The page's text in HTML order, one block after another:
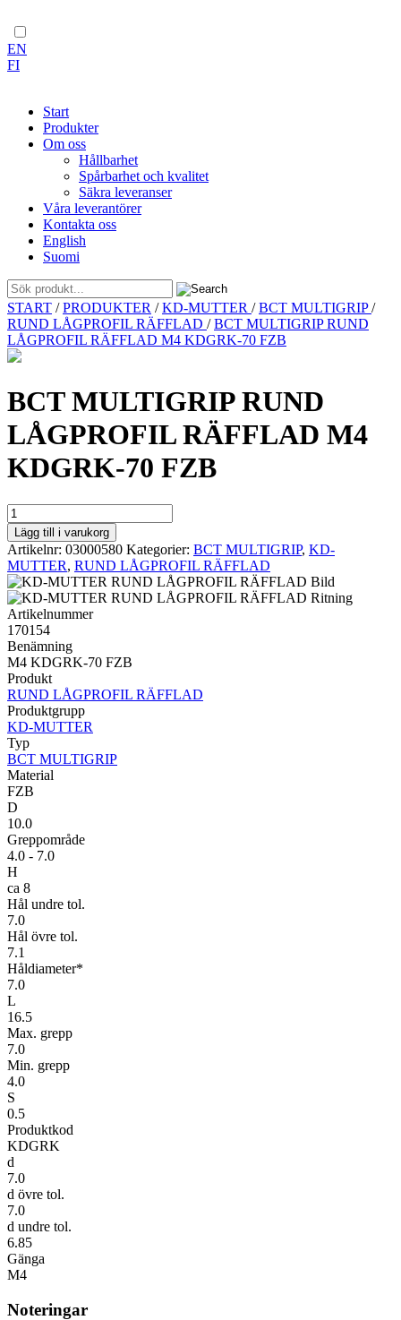
EN
FI
Start
Produkter
Om oss
Hållbarhet
Spårbarhet och kvalitet
Säkra leveranser
Våra leverantörer
Kontakta oss
English
Suomi
Skip
to
content
START /PRODUKTER /KD-MUTTER /BCT MULTIGRIP/
RUND LÅGPROFIL RÄFFLAD /BCT MULTIGRIP RUND
LÅGPROFIL RÄFFLAD M4 KDGRK-70 FZB
BCT MULTIGRIP RUND
LÅGPROFIL RÄFFLAD M4
KDGRK-70 FZB
BCT
MULTIGRIP
RUND
LÅGPROFIL
RÄFFLAD
M4
KDGRK-
70
FZB
mängd
Lägg till i varukorg
Artikelnr: 03000580 Kategorier: BCT MULTIGRIP, KD-
MUTTER, RUND LÅGPROFIL RÄFFLAD
Artikelnummer
170154
Benämning
M4 KDGRK-70 FZB
Produkt
RUND LÅGPROFIL RÄFFLAD
Produktgrupp
KD-MUTTER
Typ
BCT MULTIGRIP
Material
FZB
D
10.0
Greppområde
4.0 - 7.0
H
ca 8
Hål undre tol.
7.0
Hål övre tol.
7.1
Håldiameter*
7.0
L
16.5
Max. grepp
7.0
Min. grepp
4.0
S
0.5
Produktkod
KDGRK
d
7.0
d övre tol.
7.0
d undre tol.
6.85
Gänga
M4
Noteringar